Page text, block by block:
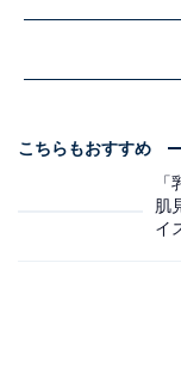
こちらもおすすめ
肌
イ